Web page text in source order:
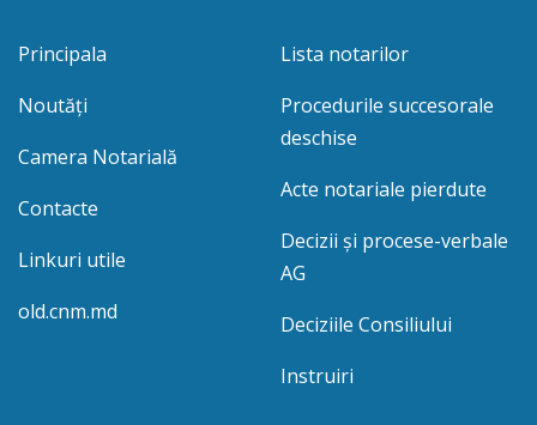
Principala
Noutăți
Camera Notarială
Contacte
Linkuri utile
old.cnm.md
Lista notarilor
Procedurile succesorale
deschise
Acte notariale pierdute
Decizii și procese-verbale
AG
Deciziile Consiliului
Instruiri